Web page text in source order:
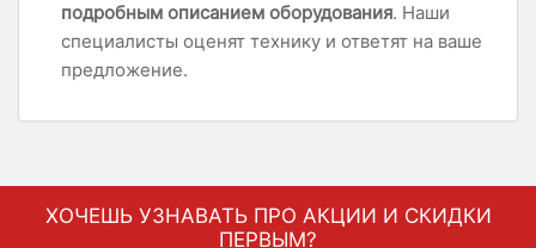
подробным описанием оборудования. Наши
специалисты оценят технику и ответят на ваше
предложение.
ХОЧЕШЬ УЗНАВАТЬ ПРО АКЦИИ И СКИДКИ
ПЕРВЫМ?